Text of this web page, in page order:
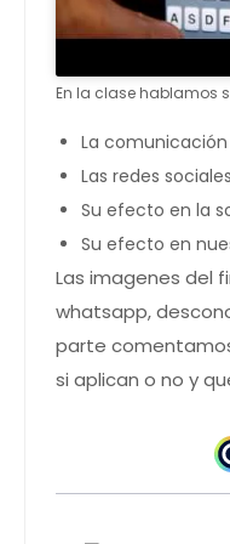
En la clase hablamos
La comunicación
Las redes sociales
Su efecto en la
Su efecto en
Las imagenes del
whatsapp,
parte
si aplican o no y